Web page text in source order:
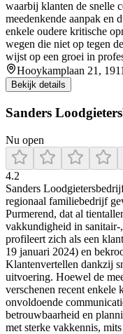
waarbij klanten de snelle
meedenkende aanpak en
enkele oudere kritische
wegen die niet op tegen
wijst op een groei in
Hooykamplaan 21,
Bekijk details
Sanders
Nu open
4.2
Sanders
regionaal familiebedrijf
Purmerend, dat al
vakkundigheid in
profileert zich als een
19 januari 2024) en
Klantenvertellen dankzij
uitvoering. Hoewel de
verschenen recent enkele
onvoldoende
betrouwbaarheid en
met sterke vakkennis,